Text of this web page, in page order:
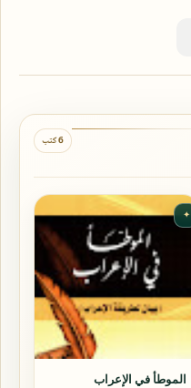
6 كتب
✦
الموطأ في الإعراب